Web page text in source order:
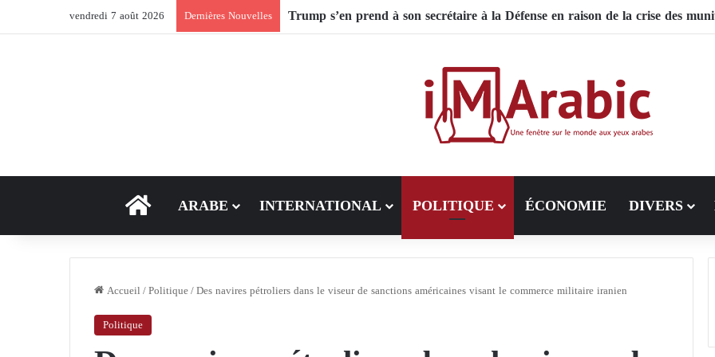
vendredi 7 août 2026 Dernières Nouvelles Après Ormuz, le Pakistan mise sur la diplomatie entre les États-Unis et l’Iran
ACCEUIL
ARABE INTERNATIONAL POLITIQUE ÉCONOMIE DIVERS
Accueil/Politique/Des navires pétroliers dans le viseur de sanctions américaines visant le commerce militaire iranien
Politique